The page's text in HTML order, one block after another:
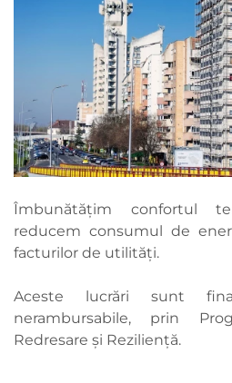
Îmbunătățim confortul
reducem consumul de
facturilor de utilități.
Aceste lucrări sunt
nerambursabile, prin
Redresare și Reziliență.